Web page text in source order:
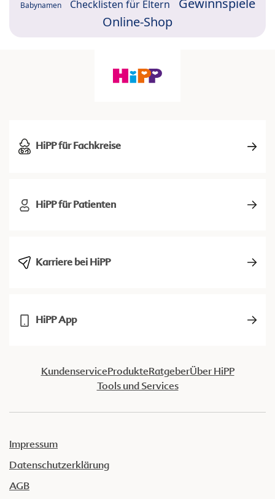
Babynamen Checklisten für Eltern
Online-Shop
HiPP für Fachkreise
HiPP für Patienten
Karriere bei HiPP
HiPP App
KundenserviceProdukteRatgeberÜber HiPP
Tools und Services
Impressum
Datenschutzerklärung
AGB